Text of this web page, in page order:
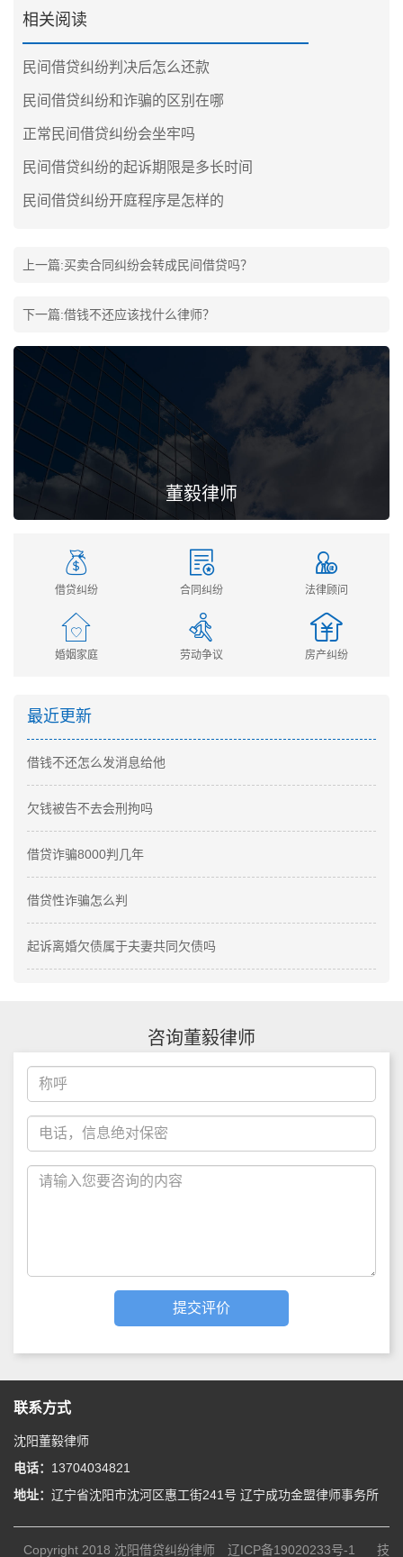
相关阅读
民间借贷纠纷判决后怎么还款
民间借贷纠纷和诈骗的区别在哪
正常民间借贷纠纷会坐牢吗
民间借贷纠纷的起诉期限是多长时间
民间借贷纠纷开庭程序是怎样的
上一篇:买卖合同纠纷会转成民间借贷吗？
下一篇:借钱不还应该找什么律师？
董毅律师
借贷纠纷 合同纠纷 法律顾问
婚姻家庭 劳动争议 房产纠纷
最近更新
借钱不还怎么发消息给他
欠钱被告不去会刑拘吗
借贷诈骗8000判几年
借贷性诈骗怎么判
起诉离婚欠债属于夫妻共同欠债吗
咨询董毅律师
联系方式
沈阳董毅律师
电话： 13704034821
地址： 辽宁省沈阳市沈河区惠工街241号 辽宁成功金盟律师事务所
Copyright 2018 沈阳借贷纠纷律师 辽ICP备19020233号-1 技